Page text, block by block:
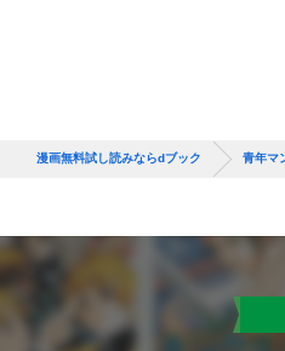
漫画無料試し読みならdブック 青年マ